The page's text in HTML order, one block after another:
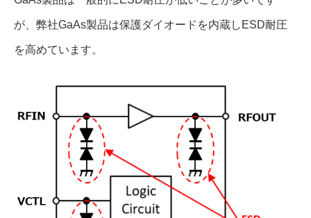
が、弊社GaAs製品は保護ダイオードを内蔵しESD耐圧
を高めています。